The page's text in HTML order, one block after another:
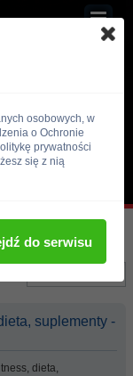
suplementy -
dieta,
osobowych, w
o Ochronie
prywatności
się z nią
do serwisu